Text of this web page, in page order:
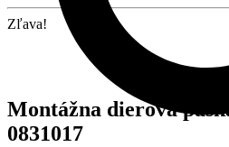
Zľava!
Montážna dierová
0831017